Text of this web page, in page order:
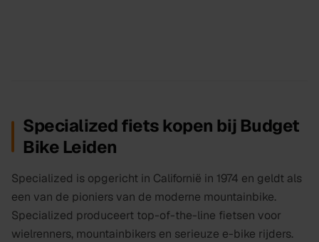
Specialized fiets kopen bij Budget
Bike Leiden
Specialized is opgericht in Californië in 1974 en geldt als
een van de pioniers van de moderne mountainbike.
Specialized produceert top-of-the-line fietsen voor
wielrenners, mountainbikers en serieuze e-bike rijders.